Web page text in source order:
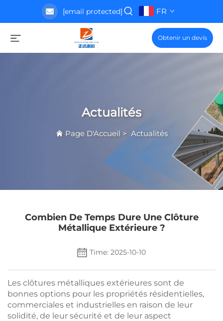
[email protected] FR
Obtenir un devis
Actualités
Page D'Accueil > Actualités
Combien De Temps Dure Une Clôture
Métallique Extérieure ?
Time: 2025-10-10
Les clôtures métalliques extérieures sont de
bonnes options pour les propriétés résidentielles,
commerciales et industrielles en raison de leur
solidité, de leur sécurité et de leur aspect